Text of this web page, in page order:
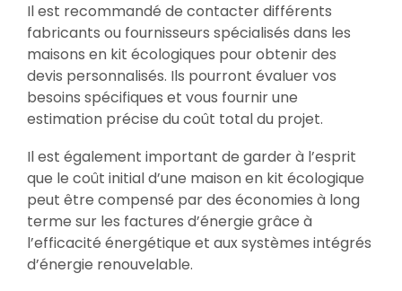
Il est recommandé de contacter différents
fabricants ou fournisseurs spécialisés dans les
maisons en kit écologiques pour obtenir des
devis personnalisés. Ils pourront évaluer vos
besoins spécifiques et vous fournir une
estimation précise du coût total du projet.
Il est également important de garder à l’esprit
que le coût initial d’une maison en kit écologique
peut être compensé par des économies à long
terme sur les factures d’énergie grâce à
l’efficacité énergétique et aux systèmes intégrés
d’énergie renouvelable.